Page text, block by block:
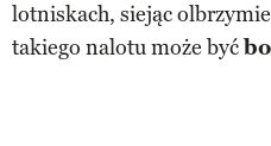
lotniskach, siejąc
takiego nalotu może być